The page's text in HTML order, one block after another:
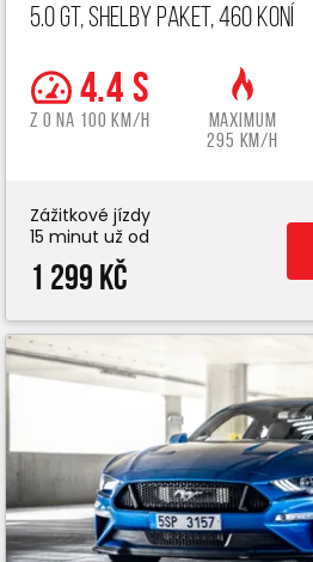
5.0 GT, Shelby paket, 460 koní
4.4 s
z 0 na 100 km/h
Maximum
295 km/h
Zážitkové jízdy
15 minut už od
1 299 Kč